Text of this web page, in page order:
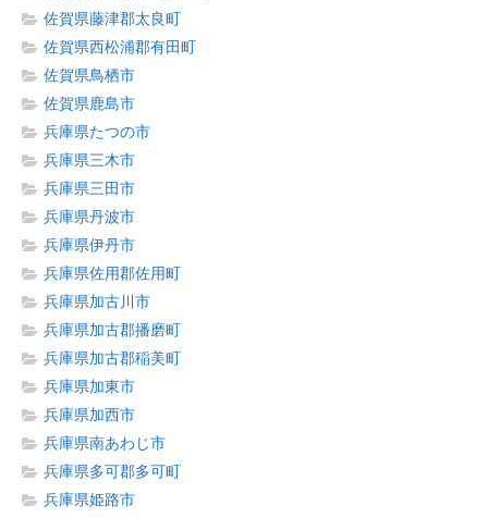
佐賀県藤津郡太良町
佐賀県西松浦郡有田町
佐賀県鳥栖市
佐賀県鹿島市
兵庫県たつの市
兵庫県三木市
兵庫県三田市
兵庫県丹波市
兵庫県伊丹市
兵庫県佐用郡佐用町
兵庫県加古川市
兵庫県加古郡播磨町
兵庫県加古郡稲美町
兵庫県加東市
兵庫県加西市
兵庫県南あわじ市
兵庫県多可郡多可町
兵庫県姫路市